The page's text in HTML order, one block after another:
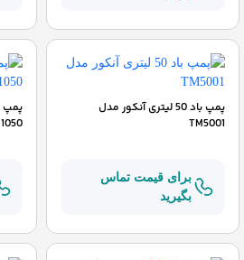
پمپ باد 50 لیتری آنکور مدل
TM5001
برای قیمت تماس
بگیرید
1050